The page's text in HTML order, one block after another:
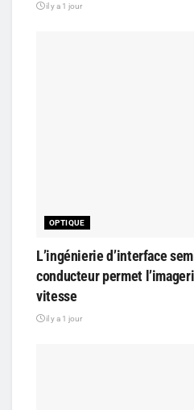
il y a 1 jour
OPTIQUE
L’ingénierie d’interface
conducteur permet
vitesse
il y a 1 jour